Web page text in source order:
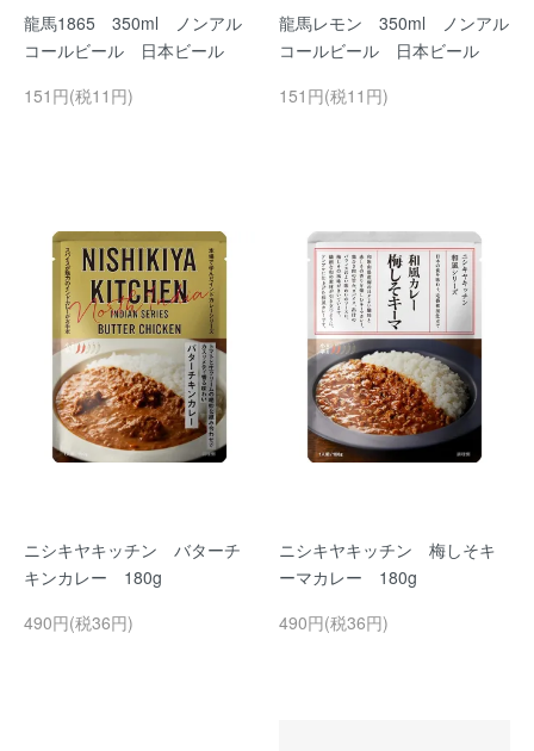
龍馬1865 350ml ノンアル
コールビール 日本ビール
151円(税11円)
龍馬レモン 350ml ノンアル
コールビール 日本ビール
151円(税11円)
ニシキヤキッチン バターチ
キンカレー 180g
490円(税36円)
ニシキヤキッチン 梅しそキ
ーマカレー 180g
490円(税36円)